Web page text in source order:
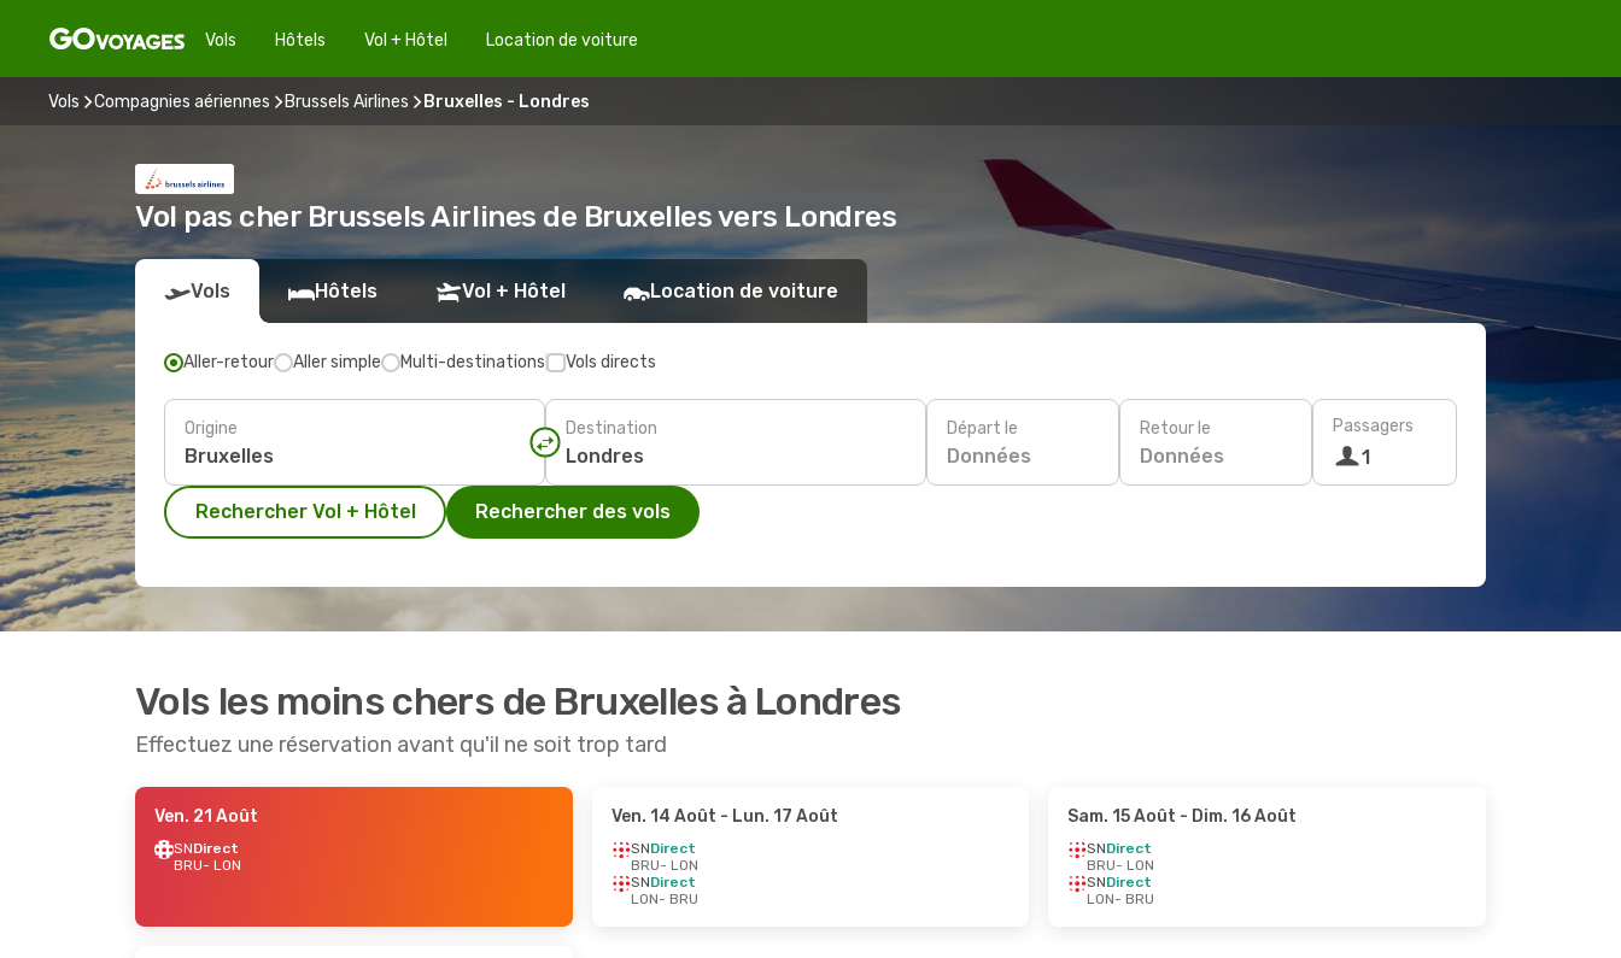
Vols Hôtels Vol + Hôtel Location de voiture
Vols Compagnies aériennes Brussels Airlines Bruxelles - Londres
Vol pas cher Brussels Airlines de Bruxelles vers Londres
Vols Hôtels Vol + Hôtel Location de voiture
Aller-retour Aller simple Multi-destinations Vols directs
Origine Destination Départ le
Données
Retour le
Données
Passagers
1
Rechercher Vol + Hôtel Rechercher des vols
Vols les moins chers de Bruxelles à Londres
Effectuez une réservation avant qu'il ne soit trop tard
Ven. 21 Août
SNDirect
BRU- LON
Ven. 14 Août - Lun. 17 Août
SNDirect
BRU- LON
SNDirect
LON- BRU
Sam. 15 Août - Dim. 16 Août
SNDirect
BRU- LON
SNDirect
LON- BRU